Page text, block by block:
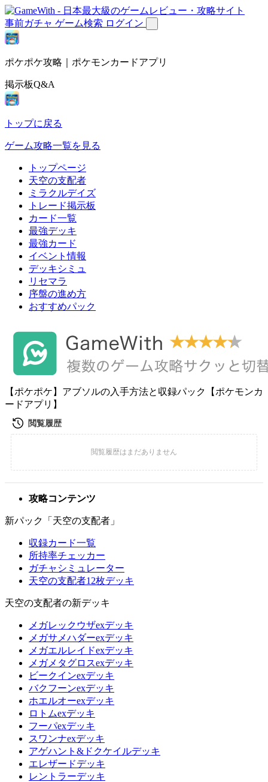
事前ガチャ ゲーム検索 ログイン
ポケポケ攻略｜ポケモンカードアプリ
掲示板Q&A
トップに戻る
ゲーム攻略一覧を見る
トップページ
天空の支配者
ミラクルデイズ
トレード掲示板
カード一覧
最強デッキ
最強カード
イベント情報
デッキシミュ
リセマラ
序盤の進め方
おすすめパック
【ポケポケ】アブソルの入手方法と収録パック【ポケモンカ
ードアプリ】
攻略コンテンツ
新パック「天空の支配者」
収録カード一覧
所持率チェッカー
ガチャシミュレーター
天空の支配者12枚デッキ
天空の支配者の新デッキ
メガレックウザexデッキ
メガサメハダーexデッキ
メガエルレイドexデッキ
メガメタグロスexデッキ
ビークインexデッキ
バクフーンexデッキ
ホエルオーexデッキ
ロトムexデッキ
フーパexデッキ
スワンナexデッキ
アゲハント&ドクケイルデッキ
エレザードデッキ
レントラーデッキ